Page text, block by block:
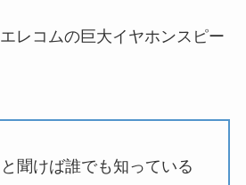
レコムの巨大イヤホンスピー
聞けば誰でも知っている